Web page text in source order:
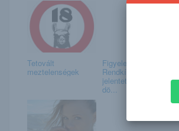
Tetovált
meztelenségek
Figyelem!
Rendkívüli dolgot
jelentettek be a BL-
dö...